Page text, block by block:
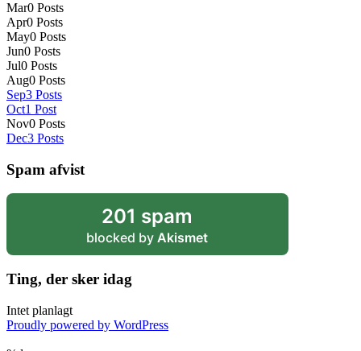
Mar0 Posts
Apr0 Posts
May0 Posts
Jun0 Posts
Jul0 Posts
Aug0 Posts
Sep3 Posts
Oct1 Post
Nov0 Posts
Dec3 Posts
Spam afvist
201 spam
blocked byAkismet
Ting, der sker idag
Intet planlagt
Proudly powered by WordPress